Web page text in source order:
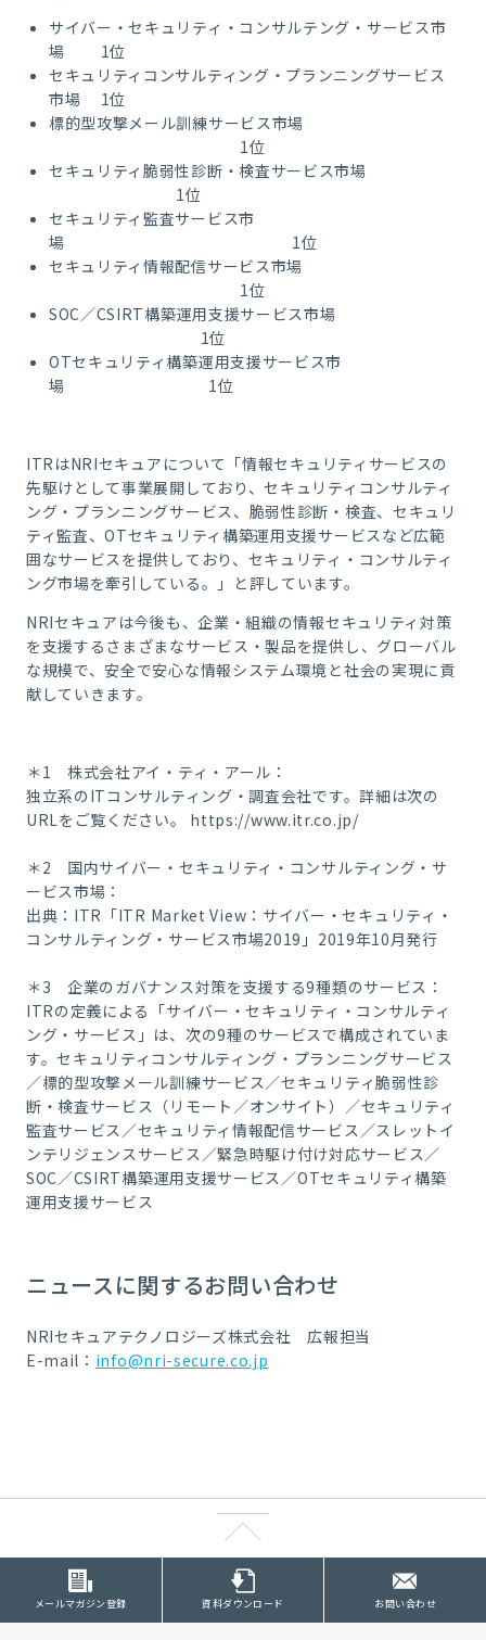
サイバー・セキュリティ・コンサルテング・サービス市
場 1位
セキュリティコンサルティング・プランニングサービス
市場 1位
標的型攻撃メール訓練サービス市場
1位
セキュリティ脆弱性診断・検査サービス市場
1位
セキュリティ監査サービス市
場 1位
セキュリティ情報配信サービス市場
1位
SOC／CSIRT構築運用支援サービス市場
1位
OTセキュリティ構築運用支援サービス市
場 1位
ITR はNRIセキュアについて「情報セキュリティサービスの
先駆けとして事業展開しており、セキュリティコンサルティ
ング・プランニングサービス、脆弱性診断・検査、セキュリ
ティ監査、OTセキュリティ構築運用支援サービスなど広範
囲なサービスを提供しており、セキュリティ・コンサルティ
ング市場を牽引している。」と評しています。
NRIセキュアは今後も、企業・組織の情報セキュリティ対策
を支援するさまざまなサービス・製品を提供し、グローバル
な規模で、安全で安心な情報システム環境と社会の実現に貢
献していきます。
＊1 株式会社アイ・ティ・アール：
独立系のITコンサルティング・調査会社です。詳細は次の
URLをご覧ください。 https://www.itr.co.jp/
＊2 国内サイバー・セキュリティ・コンサルティング・サ
ービス市場：
出典：ITR「ITR Market View：サイバー・セキュリティ・
コンサルティング・サービス市場2019」2019年10月発行
＊3 企業のガバナンス対策を支援する9種類のサービス：
ITRの定義による「サイバー・セキュリティ・コンサルティ
ング・サービス」は、次の9種のサービスで構成されていま
す。セキュリティコンサルティング・プランニングサービス
／標的型攻撃メール訓練サービス／セキュリティ脆弱性診
断・検査サービス（リモート／オンサイト）／セキュリティ
監査サービス／セキュリティ情報配信サービス／スレットイ
ンテリジェンスサービス／緊急時駆け付け対応サービス／
SOC／CSIRT構築運用支援サービス／OTセキュリティ構築
運用支援サービス
ニュースに関するお問い合わせ
NRIセキュアテクノロジーズ株式会社 広報担当
E-mail： info@nri-secure.co.jp
メールマガジン登録 資料ダウンロード お問い合わせ